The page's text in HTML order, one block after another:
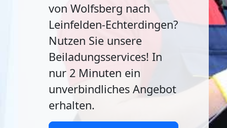
von Wolfsberg nach
Leinfelden-Echterdingen?
Nutzen Sie unsere
Beiladungsservices! In
nur 2 Minuten ein
unverbindliches Angebot
erhalten.